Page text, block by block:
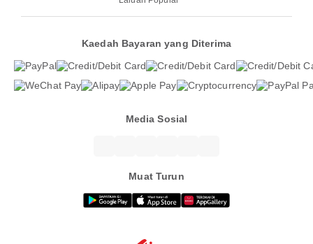
Kaedah Bayaran yang Diterima
Media Sosial
Muat Turun